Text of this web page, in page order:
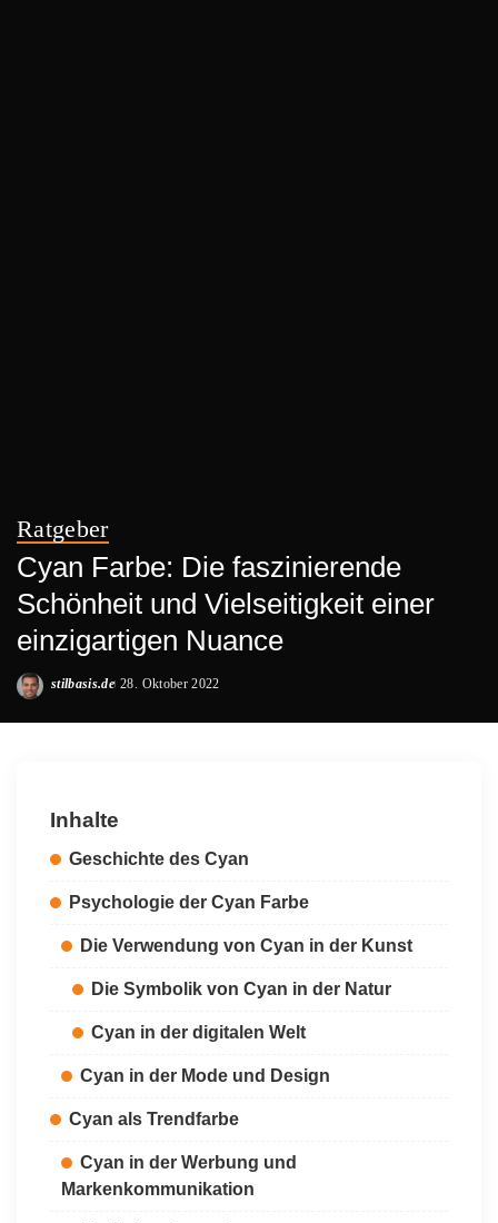
Ratgeber
Cyan Farbe: Die faszinierende
Schönheit und Vielseitigkeit einer
einzigartigen Nuance
Posted
stilbasis.de 28. Oktober 2022
Inhalte
Geschichte des Cyan
Psychologie der Cyan Farbe
Die Verwendung von Cyan in der Kunst
Die Symbolik von Cyan in der Natur
Cyan in der digitalen Welt
Cyan in der Mode und Design
Cyan als Trendfarbe
Cyan in der Werbung und
Markenkommunikation